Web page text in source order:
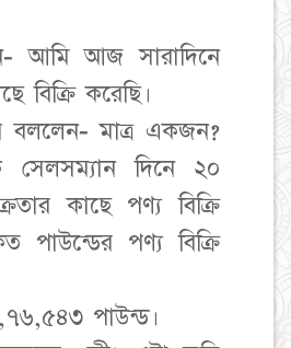
আমি আজ সারাদিনে
বিক্রি করেছি।
বললেন- মাত্র একজন?
সেলসম্যান দিনে ২০
কাছে পণ্য বিক্রি
পণ্য বিক্রি
পাউন্ড।